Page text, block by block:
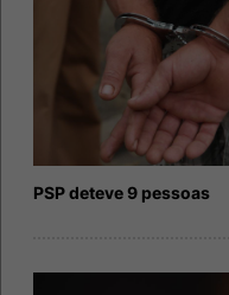
PSP deteve 9 pessoas